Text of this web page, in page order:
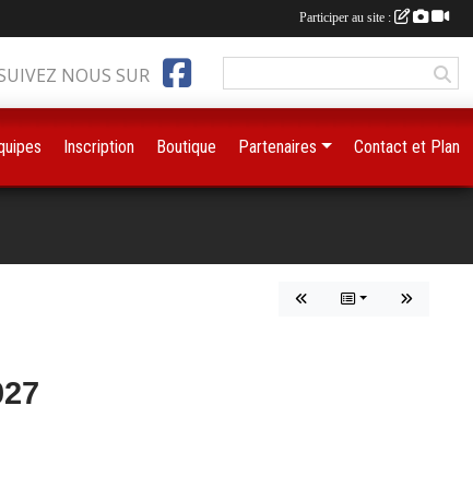
NOUS SUR
Inscription Boutique Partenaires Contact et Plan
Participer au site :